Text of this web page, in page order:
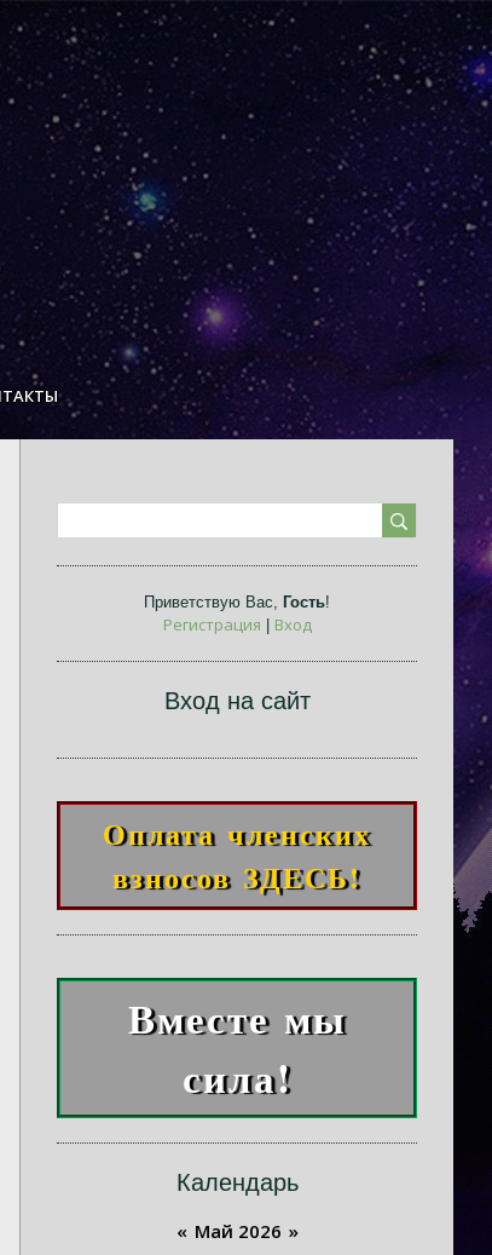
Приветствую Вас, Гость!
Регистрация Вход
Вход на сайт
Оплата членских
взносов ЗДЕСЬ!
Вместе мы
сила!
Календарь
« Май 2026 »